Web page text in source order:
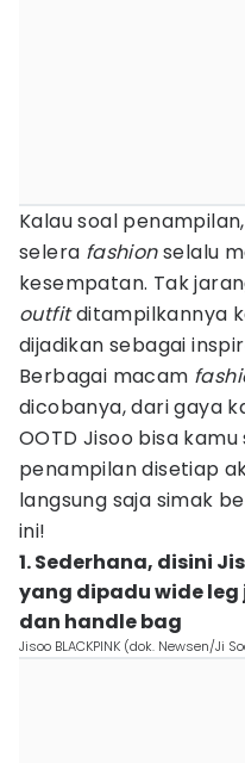
Kalau soal
selera fashionselalu
kesempatan. Tak
outfitditampilkannya
dijadikan sebagai
Berbagai macam
dicobanya, dari gaya
OOTD Jisoo bisa
penampilan disetiap
langsung saja simak
ini!
1. Sederhana, disini
yang dipadu wide leg
dan handle bag
Jisoo BLACKPINK (dok. Newsen/Ji